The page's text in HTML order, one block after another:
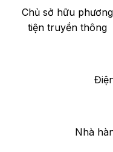
Chủ sở hữu phương
tiện truyền thông
Nhà